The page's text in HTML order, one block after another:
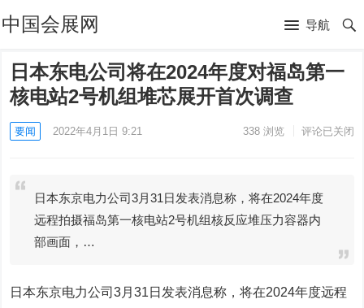
中国会展网 导航
日本东电公司将在2024年度对福岛第一
核电站2号机组堆芯展开首次调查
要闻 2022年4月1日 9:21 338浏览 评论已关闭
日本东京电力公司3月31日发表消息称，将在2024年度
远程拍摄福岛第一核电站2号机组核反应堆压力容器内
部画面，…
日本东京电力公司3月31日发表消息称，将在2024年度远程